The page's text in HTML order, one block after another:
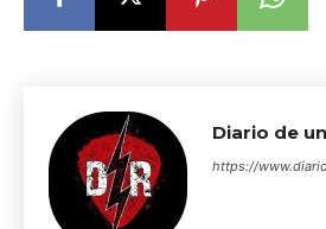
Diario de
https://